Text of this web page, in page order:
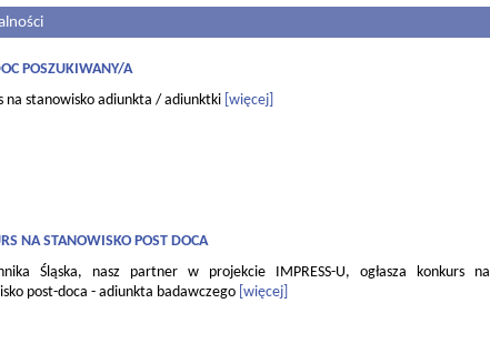
POSZUKIWANY/A
na stanowisko adiunkta / adiunktki [więcej]
NA STANOWISKO POST DOCA
Śląska, nasz partner w projekcie IMPRESS-U, ogłasza konkurs na
post-doca - adiunkta badawczego [więcej]